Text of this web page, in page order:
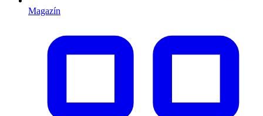
Magazín